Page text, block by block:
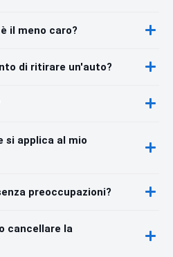
il meno caro?
di ritirare un'auto?
si applica al mio
preoccupazioni?
cancellare la